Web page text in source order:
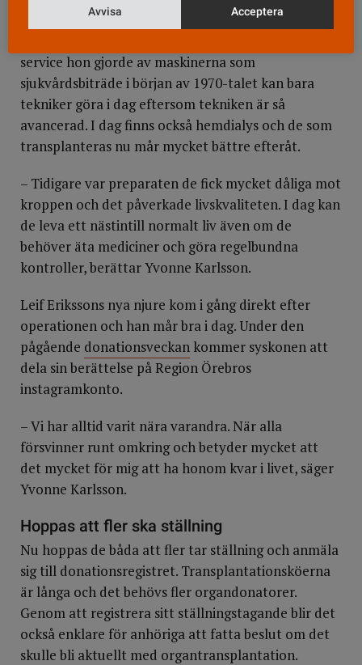
Under sin karriär har hon fått följa den snabba
service hon gjorde av maskinerna som
sjukvårdsbiträde i början av 1970-talet kan bara
tekniker göra i dag eftersom tekniken är så
avancerad. I dag finns också hemdialys och de som
transplanteras nu mår mycket bättre efteråt.
– Tidigare var preparaten de fick mycket dåliga mot
kroppen och det påverkade livskvaliteten. I dag kan
de leva ett nästintill normalt liv även om de
behöver äta mediciner och göra regelbundna
kontroller, berättar Yvonne Karlsson.
Leif Erikssons nya njure kom i gång direkt efter
operationen och han mår bra i dag. Under den
pågående donationsveckan kommer syskonen att
dela sin berättelse på Region Örebros
instagramkonto.
– Vi har alltid varit nära varandra. När alla
försvinner runt omkring och betyder mycket att
det mycket för mig att ha honom kvar i livet, säger
Yvonne Karlsson.
Hoppas att fler ska ställning
Nu hoppas de båda att fler tar ställning och anmäla
sig till donationsregistret. Transplantationsköerna
är långa och det behövs fler organdonatorer.
Genom att registrera sitt ställningstagande blir det
också enklare för anhöriga att fatta beslut om det
skulle bli aktuellt med organtransplantation.
Avvisa Acceptera